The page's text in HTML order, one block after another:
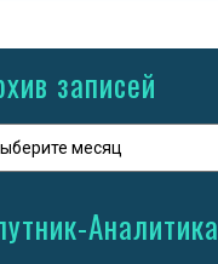
записей
Аналитика